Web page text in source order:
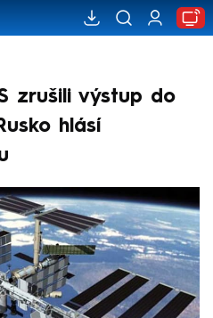
zrušili výstup do
hlásí